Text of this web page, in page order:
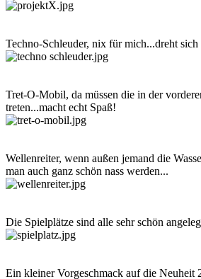
Techno-Schleuder, nix für mich...dreht sich
Tret-O-Mobil, da müssen die in der
treten...macht echt Spaß!
Wellenreiter, wenn außen jemand die
man auch ganz schön nass werden...
Die Spielplätze sind alle sehr schön
Ein kleiner Vorgeschmack auf die Neuheit